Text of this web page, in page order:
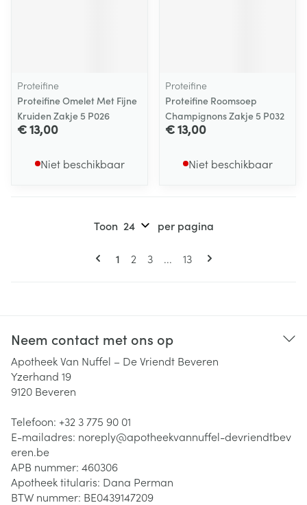
Proteifine
Proteifine Omelet Met Fijne
Kruiden Zakje 5 P026
€ 13,00
Niet beschikbaar
Proteifine
Proteifine Roomsoep
Champignons Zakje 5 P032
€ 13,00
Niet beschikbaar
Pagina's
U lees momenteel pagina
1 Pagina
2 Pagina
3 ... Pagina
13
Toon per pagina
Neem contact met ons op
Apotheek Van Nuffel – De Vriendt Beveren
Yzerhand 19
9120 Beveren
Telefoon: +32 3 775 90 01
E-mailadres: noreply@apotheekvannuffel-devriendtbev
eren.be
APB nummer: 460306
Apotheek titularis: Dana Perman
BTW nummer: BE0439147209